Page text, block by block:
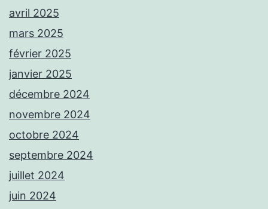
avril 2025
mars 2025
février 2025
janvier 2025
décembre 2024
novembre 2024
octobre 2024
septembre 2024
juillet 2024
juin 2024